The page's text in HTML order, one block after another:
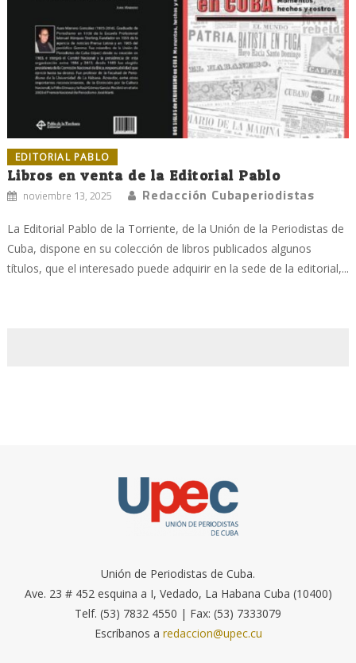
EDITORIAL PABLO
Libros en venta de la Editorial Pablo
noviembre 13, 2025 Redacción Cubaperiodistas
La Editorial Pablo de la Torriente, de la Unión de la Periodistas de
Cuba, dispone en su colección de libros publicados algunos
títulos, que el interesado puede adquirir en la sede de la editorial,...
Unión de Periodistas de Cuba.
Ave. 23 # 452 esquina a I, Vedado, La Habana Cuba (10400)
Telf. (53) 7832 4550 | Fax: (53) 7333079
Escríbanos a redaccion@upec.cu